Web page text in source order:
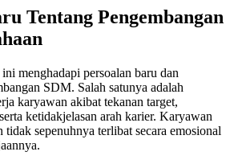
Tentang Pengembangan
menghadapi persoalan baru dan
SDM. Salah satunya adalah
karyawan akibat tekanan target,
ketidakjelasan arah karier. Karyawan
sepenuhnya terlibat secara emosional